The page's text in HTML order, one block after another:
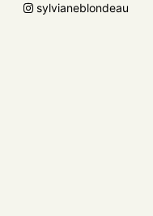
sylvianeblondeau